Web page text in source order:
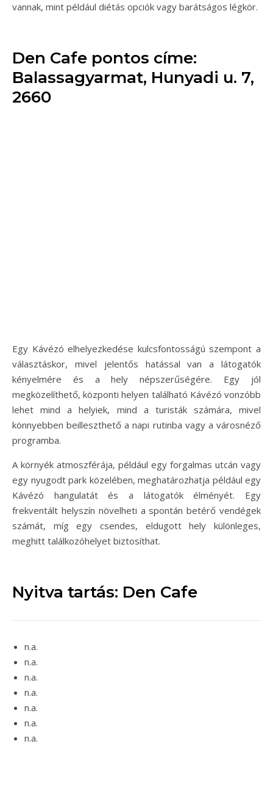
vannak, mint például diétás opciók vagy barátságos légkör.
Den Cafe pontos címe:
Balassagyarmat, Hunyadi u. 7,
2660
Egy Kávézó elhelyezkedése kulcsfontosságú szempont a
választáskor, mivel jelentős hatással van a látogatók
kényelmére és a hely népszerűségére. Egy jól
megközelíthető, központi helyen található Kávézó vonzóbb
lehet mind a helyiek, mind a turisták számára, mivel
könnyebben beilleszthető a napi rutinba vagy a városnéző
programba.
A környék atmoszférája, például egy forgalmas utcán vagy
egy nyugodt park közelében, meghatározhatja például egy
Kávézó hangulatát és a látogatók élményét. Egy
frekventált helyszín növelheti a spontán betérő vendégek
számát, míg egy csendes, eldugott hely különleges,
meghitt találkozóhelyet biztosíthat.
Nyitva tartás: Den Cafe
n.a.
n.a.
n.a.
n.a.
n.a.
n.a.
n.a.